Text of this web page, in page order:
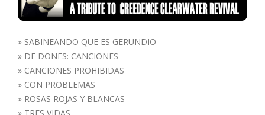
» SABINEANDO QUE ES GERUNDIO
» DE DONES: CANCIONES
» CANCIONES PROHIBIDAS
» CON PROBLEMAS
» ROSAS ROJAS Y BLANCAS
» TRES VIDAS